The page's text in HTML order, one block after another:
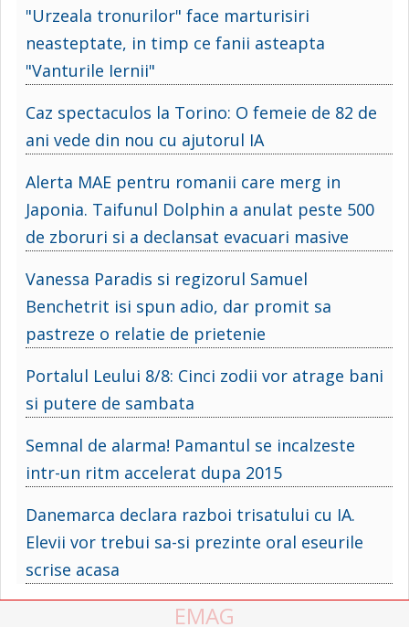
"Urzeala tronurilor" face marturisiri
neasteptate, in timp ce fanii asteapta
"Vanturile Iernii"
Caz spectaculos la Torino: O femeie de 82 de
ani vede din nou cu ajutorul IA
Alerta MAE pentru romanii care merg in
Japonia. Taifunul Dolphin a anulat peste 500
de zboruri si a declansat evacuari masive
Vanessa Paradis si regizorul Samuel
Benchetrit isi spun adio, dar promit sa
pastreze o relatie de prietenie
Portalul Leului 8/8: Cinci zodii vor atrage bani
si putere de sambata
Semnal de alarma! Pamantul se incalzeste
intr-un ritm accelerat dupa 2015
Danemarca declara razboi trisatului cu IA.
Elevii vor trebui sa-si prezinte oral eseurile
scrise acasa
EMAG